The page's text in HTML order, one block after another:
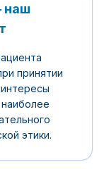
наш
принятии
этики.